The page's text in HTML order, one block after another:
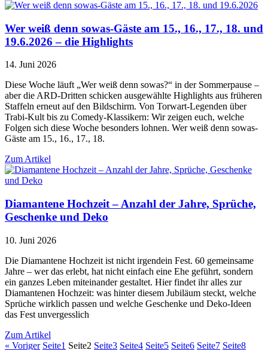
Wer weiß denn sowas-Gäste am 15., 16., 17., 18. und
19.6.2026 – die Highlights
14. Juni 2026
Diese Woche läuft „Wer weiß denn sowas?“ in der Sommerpause –
aber die ARD-Dritten schicken ausgewählte Highlights aus früheren
Staffeln erneut auf den Bildschirm. Von Torwart-Legenden über
Trabi-Kult bis zu Comedy-Klassikern: Wir zeigen euch, welche
Folgen sich diese Woche besonders lohnen. Wer weiß denn sowas-
Gäste am 15., 16., 17., 18.
Zum Artikel
Diamantene Hochzeit – Anzahl der Jahre, Sprüche,
Geschenke und Deko
10. Juni 2026
Die Diamantene Hochzeit ist nicht irgendein Fest. 60 gemeinsame
Jahre – wer das erlebt, hat nicht einfach eine Ehe geführt, sondern
ein ganzes Leben miteinander gestaltet. Hier findet ihr alles zur
Diamantenen Hochzeit: was hinter diesem Jubiläum steckt, welche
Sprüche wirklich passen und welche Geschenke und Deko-Ideen
das Fest unvergesslich
Zum Artikel
« Voriger Seite1 Seite2 Seite3 Seite4 Seite5 Seite6 Seite7 Seite8